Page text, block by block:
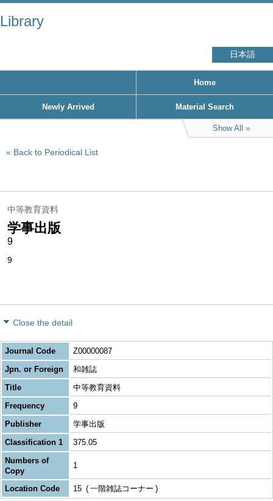
Library
日本語
Home
Newly Arrived Material Search
Show All
Back to Periodical List
中等教育資料
学事出版
9
9
Close the detail
Journal Code
Z00000087
Jpn. or Foreign
和雑誌
Title
中等教育資料
Frequency
9
Publisher
学事出版
Classification 1
375.05
Numbers of
Copy
1
Location Code 15 一階雑誌コーナー